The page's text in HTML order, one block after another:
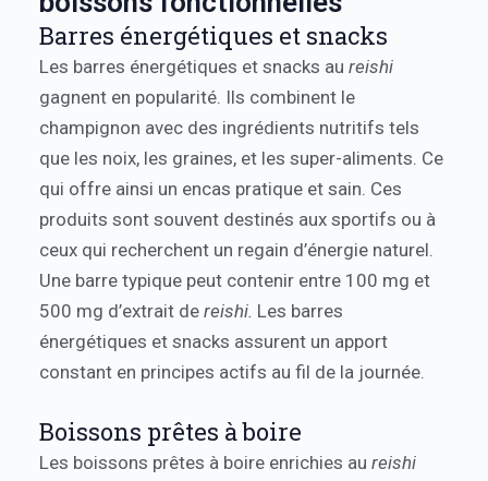
Barres énergétiques et snacks
Les barres énergétiques et snacks aureishi
gagnent en popularité. Ils combinent le
champignon avec des ingrédients nutritifs tels
que les noix, les graines, et les super-aliments. Ce
qui offre ainsi un encas pratique et sain. Ces
produits sont souvent destinés aux sportifs ou à
ceux qui recherchent un regain d’énergie naturel.
Une barre typique peut contenir entre 100 mg et
500 mg d’extrait dereishi. Les barres
énergétiques et snacks assurent un apport
constant en principes actifs au fil de la journée.
Boissons prêtes à boire
Les boissons prêtes à boire enrichies aureishi